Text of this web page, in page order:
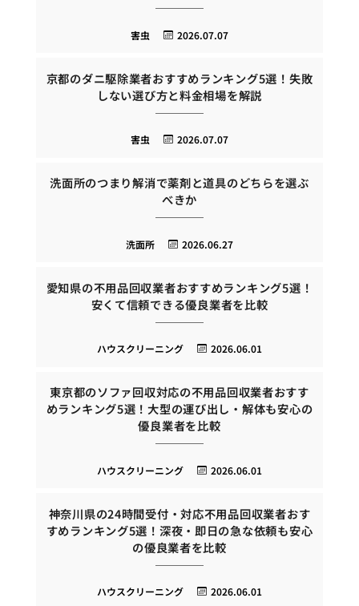
2026.07.07
害虫
京都のダニ駆除業者おすすめランキング5選！失敗
しない選び方と料金相場を解説
2026.07.07
害虫
洗面所のつまり解消で薬剤と道具のどちらを選ぶ
べきか
2026.06.27
洗面所
愛知県の不用品回収業者おすすめランキング5選！
安くて信頼できる優良業者を比較
2026.06.01
ハウスクリーニング
東京都のソファ回収対応の不用品回収業者おすす
めランキング5選！大型の運び出し・解体も安心の
優良業者を比較
2026.06.01
ハウスクリーニング
神奈川県の24時間受付・対応不用品回収業者おす
すめランキング5選！深夜・即日の急な依頼も安心
の優良業者を比較
2026.06.01
ハウスクリーニング